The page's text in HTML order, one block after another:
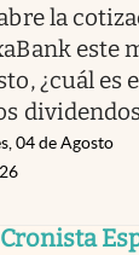
la
este
¿cuál es
04 de Agosto